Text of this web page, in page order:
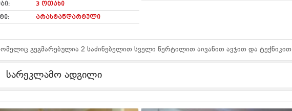
3 ოთახი
არასტანდარტული
გეგმარებულია 2 საძინებელით სველი წერტილით აივანით ავჯით და ტექნიკით
სარეკლამო ადგილი